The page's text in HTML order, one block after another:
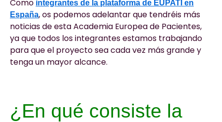
Como integrantes de la plataforma de EUPATI en
España, os podemos adelantar que tendréis más
noticias de esta Academia Europea de Pacientes,
ya que todos los integrantes estamos trabajando
para que el proyecto sea cada vez más grande y
tenga un mayor alcance.
¿En qué consiste la